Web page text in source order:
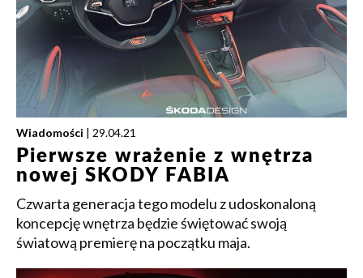
Wiadomości | 29.04.21
Pierwsze wrażenie z wnętrza
nowej SKODY FABIA
Czwarta generacja tego modelu z udoskonaloną
koncepcję wnętrza będzie świętować swoją
światową premierę na początku maja.